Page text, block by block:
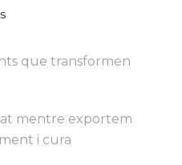
que transformen
mentre exportem
i cura